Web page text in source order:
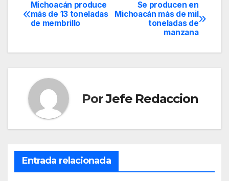
Navegación
de
entradas
Se producen en
Michoacán más de mil
toneladas de
manzana
Michoacán produce
más de 13 toneladas
de membrillo
PorJefe Redaccion
Entrada relacionada